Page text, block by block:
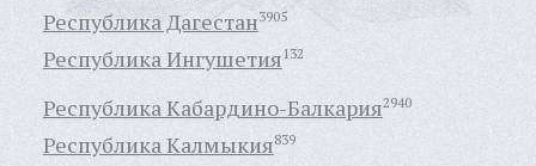
Республика Дагестан3905
Республика Ингушетия132
Республика Кабардино-Балкария2940
Республика Калмыкия839